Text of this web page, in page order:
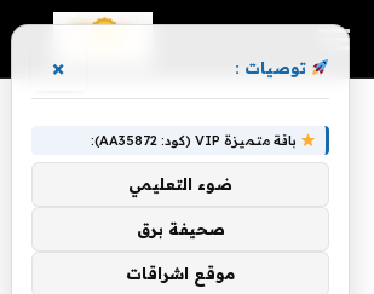
توصيات : ×
باقة متميزة VIP (كود: AA35872):
ضوء التعليمي
صحيفة برق
موقع اشراقات